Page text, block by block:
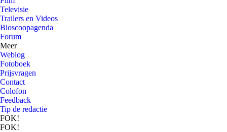
Televisie
Trailers en Videos
Bioscoopagenda
Forum
Meer
Weblog
Fotoboek
Prijsvragen
Contact
Colofon
Feedback
Tip de redactie
FOK!
FOK!